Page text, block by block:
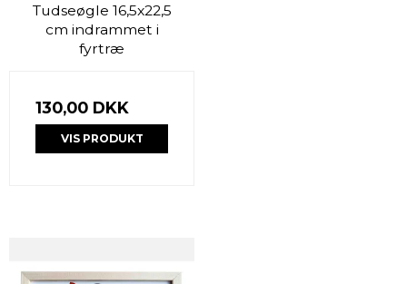
Tudseøgle 16,5x22,5
cm indrammet i
fyrtræ
130,00 DKK
VIS PRODUKT